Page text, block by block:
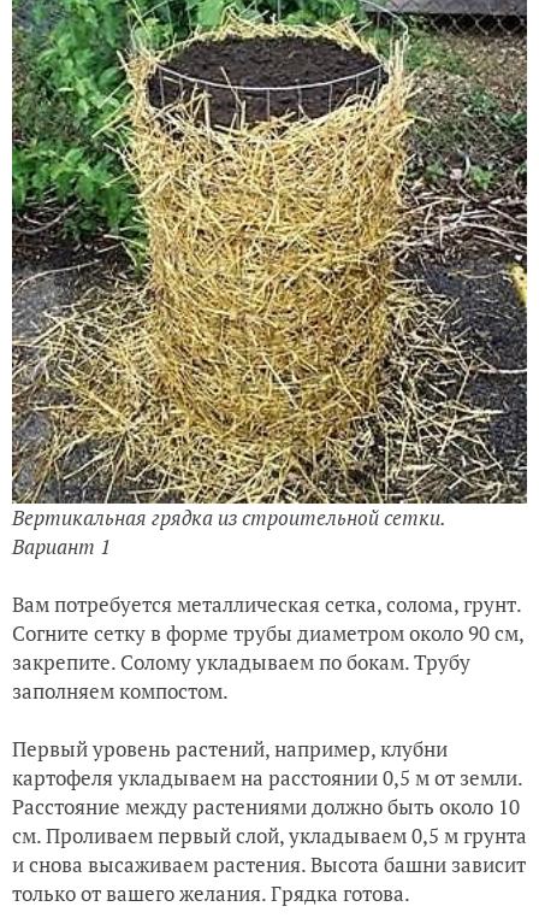
Вертикальная грядка из строительной сетки.
Вариант 1
Вам потребуется металлическая сетка, солома, грунт.
Согните сетку в форме трубы диаметром около 90 см,
закрепите. Солому укладываем по бокам. Трубу
заполняем компостом.
Первый уровень растений, например, клубни
картофеля укладываем на расстоянии 0,5 м от земли.
Расстояние между растениями должно быть около 10
см. Проливаем первый слой, укладываем 0,5 м грунта
и снова высаживаем растения. Высота башни зависит
только от вашего желания. Грядка готова.